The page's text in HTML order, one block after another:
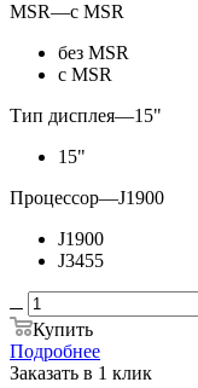
MSR—с MSR
без MSR
с MSR
Тип дисплея—15"
15"
Процессор—J1900
J1900
J3455
Купить
Подробнее
Заказать в 1 клик